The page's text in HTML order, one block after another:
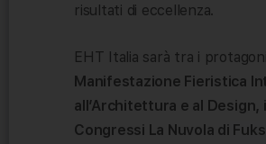
risultati di eccellenza.
EHT Italia sarà tra i
Manifestazione Fieristica
all’Architettura e al
Congressi La Nuvola di